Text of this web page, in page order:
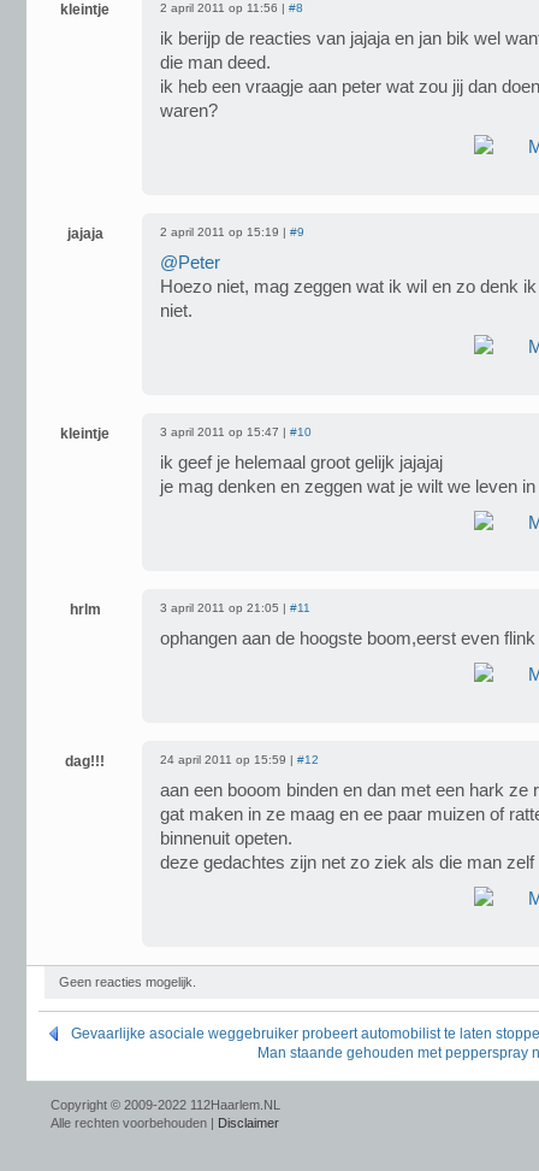
kleintje 2 april 2011 op 11:56 | #8
ik berijp de reacties van jajaja en jan bik wel
die man deed.
ik heb een vraagje aan peter wat zou jij dan
waren?
jajaja 2 april 2011 op 15:19 | #9
@Peter
Hoezo niet, mag zeggen wat ik wil en zo denk
niet.
kleintje 3 april 2011 op 15:47 | #10
ik geef je helemaal groot gelijk jajajaj
je mag denken en zeggen wat je wilt we leven
hrlm 3 april 2011 op 21:05 | #11
ophangen aan de hoogste boom,eerst even
dag!!! 24 april 2011 op 15:59 | #12
aan een booom binden en dan met een hark ze
gat maken in ze maag en ee paar muizen of
binnenuit opeten.
deze gedachtes zijn net zo ziek als die man
Geen reacties mogelijk.
Gevaarlijke asociale weggebruiker probeert automobilist te laten
Man staande gehouden met pepperspray
Copyright © 2009-2022 112Haarlem.NL
Alle rechten voorbehouden | Disclaimer